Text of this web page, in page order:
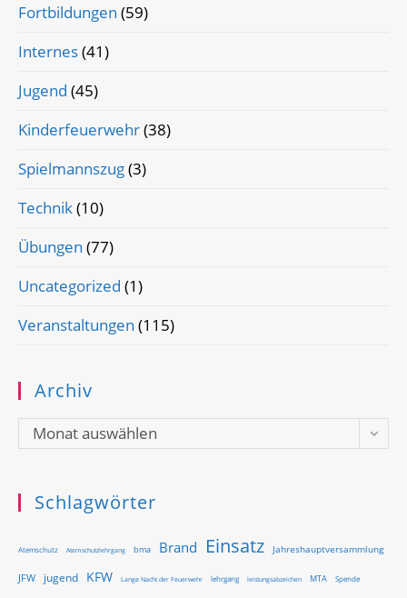
Fortbildungen (59)
Internes(41)
Jugend (45)
Kinderfeuerwehr(38)
Spielmannszug(3)
Technik(10)
Übungen (77)
Uncategorized (1)
Veranstaltungen (115)
Archiv
Archiv
Monat auswählen
Schlagwörter
Atemschutz Atemschutzlehrgang bma Brand Einsatz Jahreshauptversammlung
JFW jugend KFW Lange Nacht der Feuerwehr lehrgang leistungsabzeichen MTA Spende